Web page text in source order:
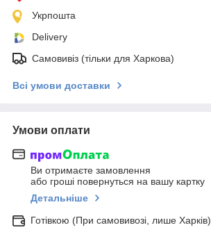
Укрпошта
Delivery
Самовивіз (тільки для Харкова)
Всі умови доставки
Умови оплати
Ви отримаєте замовлення
або гроші повернуться на вашу картку
Детальніше
Готівкою (При самовивозі, лише Харків)